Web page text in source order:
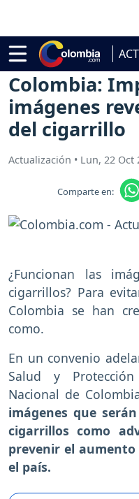
de la Espriella Vuelta
Actualidad Mundo
Colombia:
imágenes
del cigarrillo
Actualización • Lun, 22 Oct
Comparte en:
¿Funcionan las
cigarrillos? Para
Colombia se han
como.
En un convenio
Salud y
Nacional de
imágenes que
cigarrillos como
prevenir el
el país.